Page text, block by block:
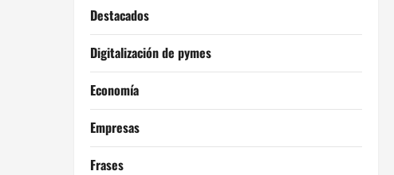
Destacados
Digitalización de pymes
Economía
Empresas
Frases